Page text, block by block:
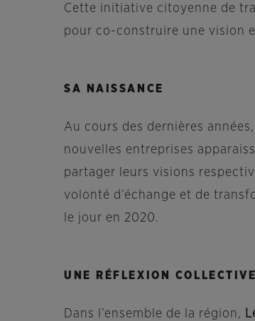
Cette initiative citoyenne de
pour co-construire une vision
SA NAISSANCE
Au cours des dernières
nouvelles entreprises
partager leurs visions
volonté d’échange et de
le jour en 2020.
UNE RÉFLEXION COLLECTIVE
Dans l’ensemble de la région,